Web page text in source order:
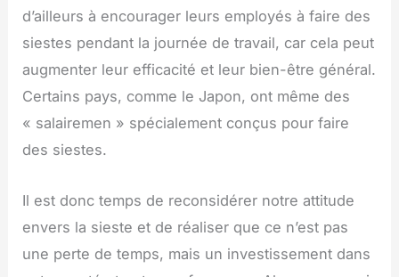
d’ailleurs à encourager leurs employés à faire des
siestes pendant la journée de travail, car cela peut
augmenter leur efficacité et leur bien-être général.
Certains pays, comme le Japon, ont même des
« salairemen » spécialement conçus pour faire
des siestes.
Il est donc temps de reconsidérer notre attitude
envers la sieste et de réaliser que ce n’est pas
une perte de temps, mais un investissement dans